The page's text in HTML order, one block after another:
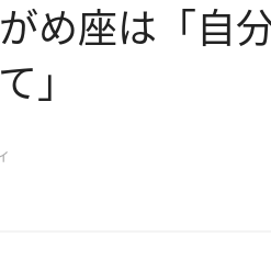
め座は「自
」